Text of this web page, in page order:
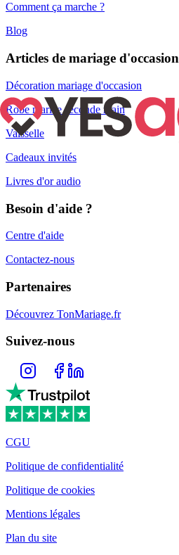
Comment ça marche ?
Blog
Articles de mariage d'occasion
Décoration mariage d'occasion
Robe mariée seconde main
Vaisselle
Cadeaux invités
Livres d'or audio
Besoin d'aide ?
Centre d'aide
Contactez-nous
Partenaires
Découvrez TonMariage.fr
Suivez-nous
CGU
Politique de confidentialité
Politique de cookies
Mentions légales
Plan du site